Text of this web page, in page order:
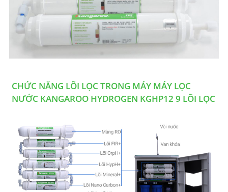
CHỨC NĂNG LÕI LỌC TRONG MÁY MÁY LỌC
NƯỚC KANGAROO HYDROGEN KGHP12 9 LÕI LỌC